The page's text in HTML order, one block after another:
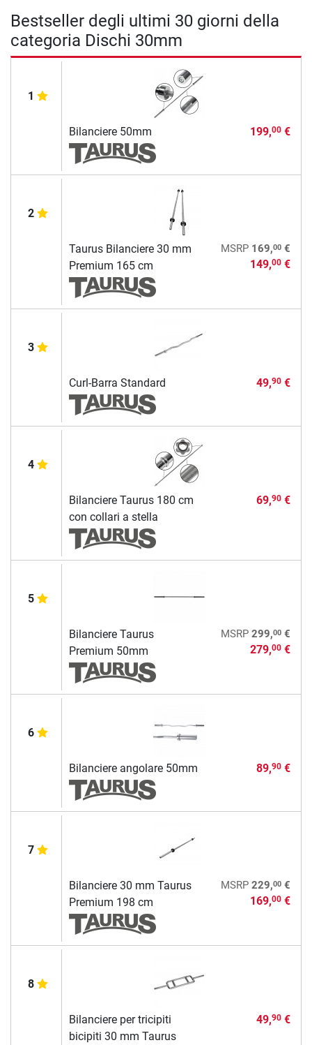
Bestseller degli ultimi 30 giorni della
categoria Dischi 30mm
1
Bilanciere 50mm 199,00€
2
Taurus Bilanciere 30 mm
Premium 165 cm
MSRP 169,00€
149,00€
3
Curl-Barra Standard 49,90€
4
Bilanciere Taurus 180 cm
con collari a stella
69,90€
5
Bilanciere Taurus
Premium 50mm
MSRP 299,00€
279,00€
6
Bilanciere angolare 50mm 89,90€
7
Bilanciere 30 mm Taurus
Premium 198 cm
MSRP 229,00€
169,00€
8
Bilanciere per tricipiti
bicipiti 30 mm Taurus
49,90€